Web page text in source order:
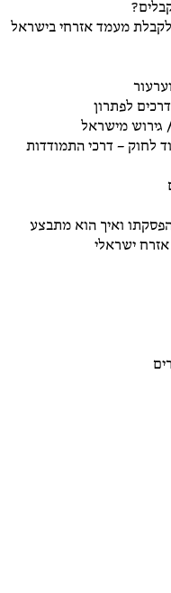
מעמד אזרחי בישראל
לפתרון
גירוש מישראל
לחוק – דרכי התמודדות
ואיך הוא מתבצע
ישראלי